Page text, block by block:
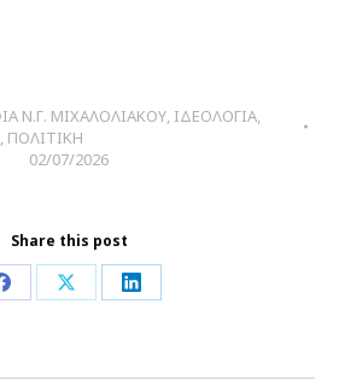
Ν.Γ. ΜΙΧΑΛΟΛΙΑΚΟΥ, ΙΔΕΟΛΟΓΙΑ,
, ΠΟΛΙΤΙΚΗ
02/07/2026
Share this post
Share
Facebook
Share
X
Share
LinkedIn